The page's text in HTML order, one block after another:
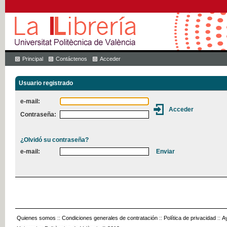
Principal Contáctenos Acceder
Usuario registrado
e-mail:
Contraseña:
¿Olvidó su contraseña?
e-mail:
Quienes somos :: Condiciones generales de contratación :: Política de privacidad ::